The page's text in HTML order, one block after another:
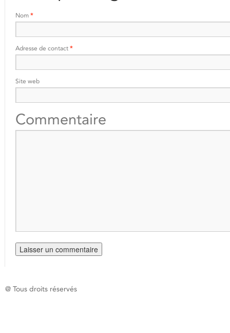
Nom *
Adresse de contact *
Site web
Commentaire
@ Tous droits réservés